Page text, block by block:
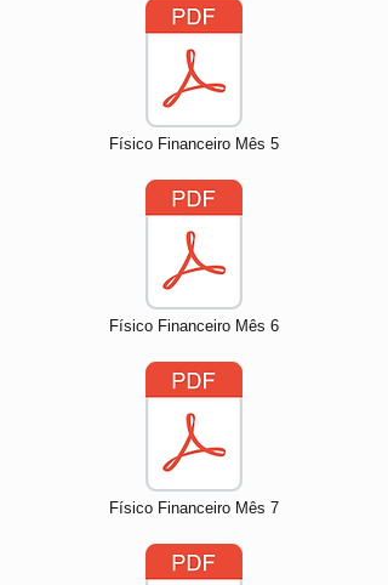
Físico Financeiro Mês 5
Físico Financeiro Mês 6
Físico Financeiro Mês 7